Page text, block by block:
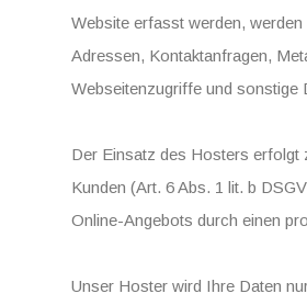
Website erfasst werden,
Adressen, Kontaktanfragen,
Webseitenzugriffe und sonstige
Der Einsatz des Hosters erfolgt
Kunden (Art. 6 Abs. 1 lit. b
Online-Angebots durch einen
Unser Hoster wird Ihre Daten